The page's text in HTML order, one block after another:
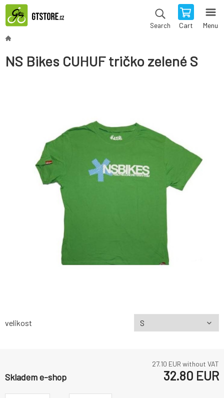
Search Cart Menu
NS Bikes CUHUF tričko zelené S
velikost
27.10 EUR without VAT
Skladem e-shop 32.80 EUR